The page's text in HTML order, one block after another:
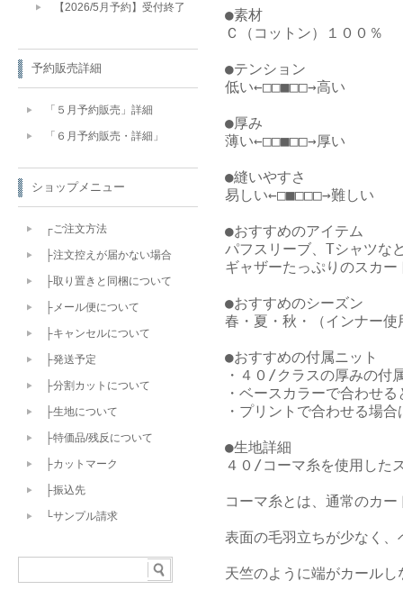
●素材
Ｃ（コットン）１００％
●テンション
低い←□□■□□→高い
●厚み
薄い←□□■□□→厚い
●縫いやすさ
易しい←□■□□□→難しい
●おすすめのアイテム
パフスリーブ、Tシャツな
ギャザーたっぷりのスカ
●おすすめのシーズン
春・夏・秋・（インナー使
●おすすめの付属ニット
・４０/クラスの厚みの付
・ベースカラーで合わせ
・プリントで合わせる場
●生地詳細
４０/コーマ糸を使用した
コーマ糸とは、通常のカ
表面の毛羽立ちが少なく
天竺のように端がカール
【2026/5月予約】受付終了
予約販売詳細
「５月予約販売」詳細
「６月予約販売・詳細」
ショップメニュー
┌ご注文方法
├注文控えが届かない場合
├取り置きと同梱について
├メール便について
├キャンセルについて
├発送予定
├分割カットについて
├生地について
├特価品/残反について
├カットマーク
├振込先
└サンプル請求